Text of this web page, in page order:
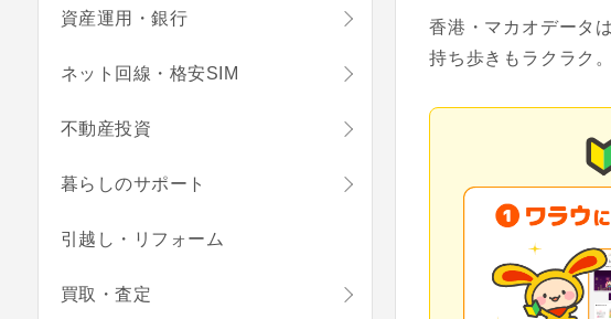
香港・マカオデータ
持ち歩きもラクラク
資産運用・銀行
ネット回線・格安SIM
不動産投資
暮らしのサポート
引越し・リフォーム
買取・査定